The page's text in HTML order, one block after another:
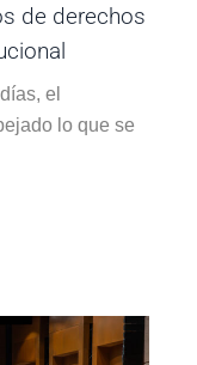
de derechos
el
lo que se